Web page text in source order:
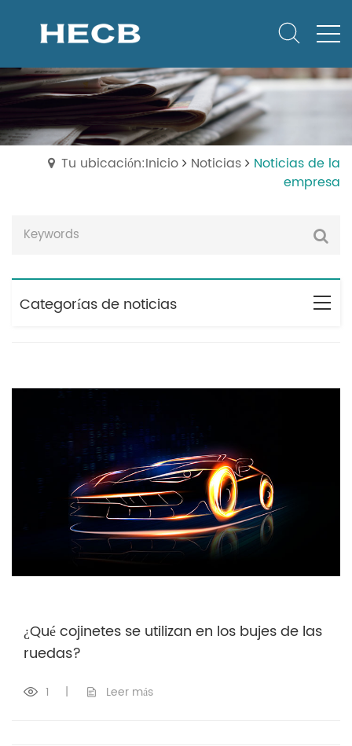
Tu ubicación:Inicio Noticias
Noticias de la
empresa
Categorías de noticias
¿Qué cojinetes se utilizan en los bujes de las
ruedas?
1 | Leer más